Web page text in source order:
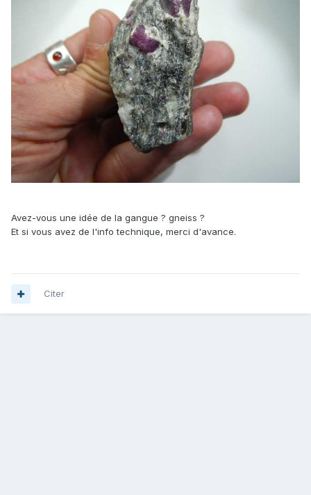
Avez-vous une idée de la gangue ? gneiss ?
Et si vous avez de l'info technique, merci d'avance.
Citer